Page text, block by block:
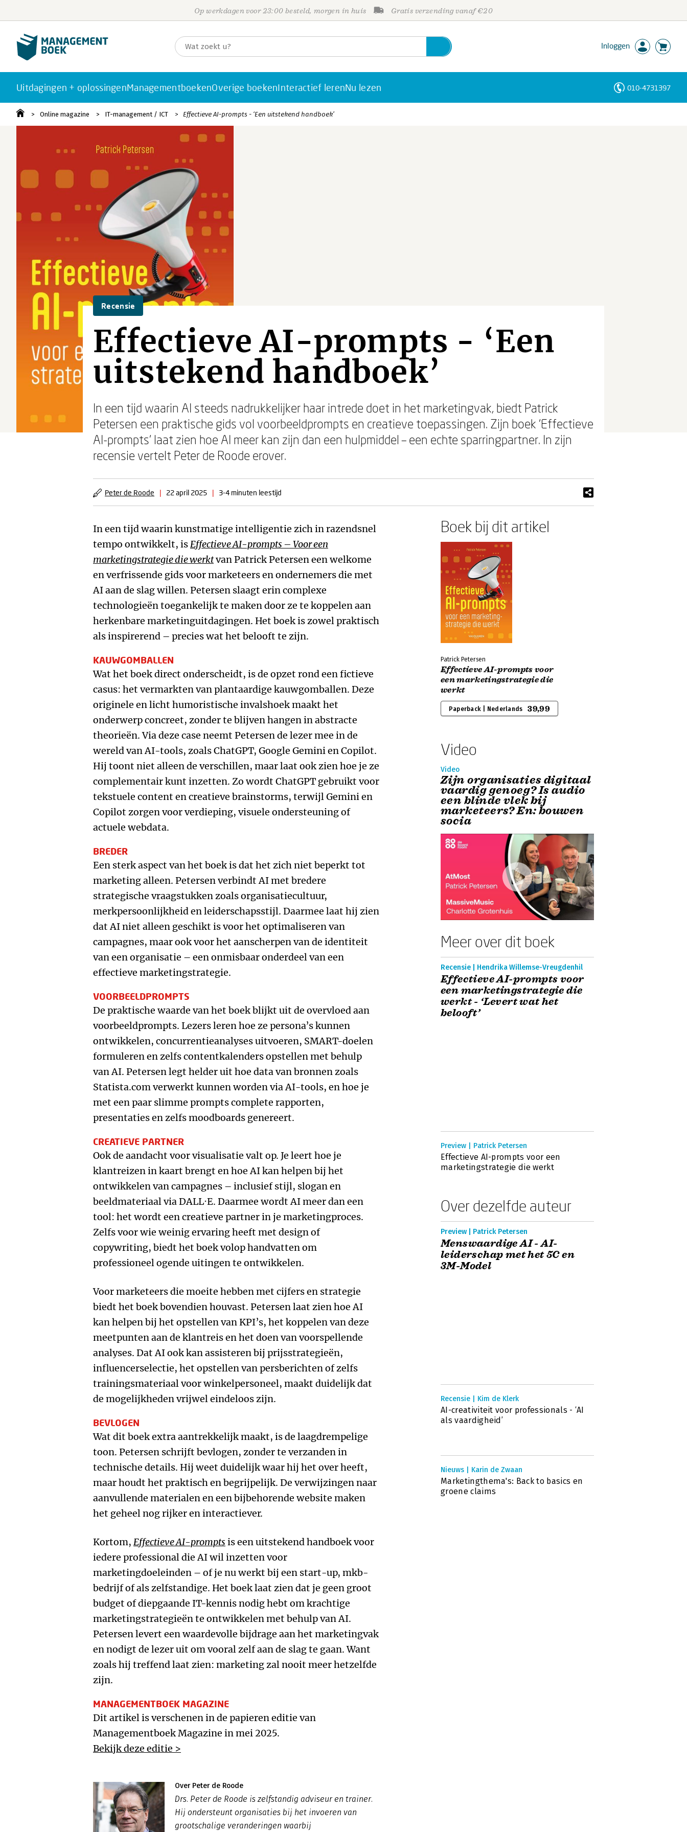
Op werkdagen voor 23:00 besteld, morgen in huis Gratis verzending vanaf €20
Inloggen
Uitdagingen + oplossingenManagementboekenOverige boekenInteractief lerenNu lezen 010-4731397
Online magazine IT-management / ICT Effectieve AI-prompts - ‘Een uitstekend handboek’
Recensie
Effectieve AI-prompts - ‘Een
uitstekend handboek’
In een tijd waarin AI steeds nadrukkelijker haar intrede doet in het marketingvak, biedt Patrick
Petersen een praktische gids vol voorbeeldprompts en creatieve toepassingen. Zijn boek ‘Effectieve
AI-prompts’ laat zien hoe AI meer kan zijn dan een hulpmiddel – een echte sparringpartner. In zijn
recensie vertelt Peter de Roode erover.
Peter de Roode | 22 april 2025 | 3-4 minuten leestijd
In een tijd waarin kunstmatige intelligentie zich in razendsnel
tempo ontwikkelt, isEffectieve AI-prompts – Voor een
marketingstrategie die werktvan Patrick Petersen een welkome
en verfrissende gids voor marketeers en ondernemers die met
AI aan de slag willen. Petersen slaagt erin complexe
technologieën toegankelijk te maken door ze te koppelen aan
herkenbare marketinguitdagingen. Het boek is zowel praktisch
als inspirerend – precies wat het belooft te zijn.
KAUWGOMBALLEN
Wat het boek direct onderscheidt, is de opzet rond een fictieve
casus: het vermarkten van plantaardige kauwgomballen. Deze
originele en licht humoristische invalshoek maakt het
onderwerp concreet, zonder te blijven hangen in abstracte
theorieën. Via deze case neemt Petersen de lezer mee in de
wereld van AI-tools, zoals ChatGPT, Google Gemini en Copilot.
Hij toont niet alleen de verschillen, maar laat ook zien hoe je ze
complementair kunt inzetten. Zo wordt ChatGPT gebruikt voor
tekstuele content en creatieve brainstorms, terwijl Gemini en
Copilot zorgen voor verdieping, visuele ondersteuning of
actuele webdata.
BREDER
Een sterk aspect van het boek is dat het zich niet beperkt tot
marketing alleen. Petersen verbindt AI met bredere
strategische vraagstukken zoals organisatiecultuur,
merkpersoonlijkheid en leiderschapsstijl. Daarmee laat hij zien
dat AI niet alleen geschikt is voor het optimaliseren van
campagnes, maar ook voor het aanscherpen van de identiteit
van een organisatie – een onmisbaar onderdeel van een
effectieve marketingstrategie.
VOORBEELDPROMPTS
De praktische waarde van het boek blijkt uit de overvloed aan
voorbeeldprompts. Lezers leren hoe ze persona’s kunnen
ontwikkelen, concurrentieanalyses uitvoeren, SMART-doelen
formuleren en zelfs contentkalenders opstellen met behulp
van AI. Petersen legt helder uit hoe data van bronnen zoals
Statista.com verwerkt kunnen worden via AI-tools, en hoe je
met een paar slimme prompts complete rapporten,
presentaties en zelfs moodboards genereert.
CREATIEVE PARTNER
Ook de aandacht voor visualisatie valt op. Je leert hoe je
klantreizen in kaart brengt en hoe AI kan helpen bij het
ontwikkelen van campagnes – inclusief stijl, slogan en
beeldmateriaal via DALL·E. Daarmee wordt AI meer dan een
tool: het wordt een creatieve partner in je marketingproces.
Zelfs voor wie weinig ervaring heeft met design of
copywriting, biedt het boek volop handvatten om
professioneel ogende uitingen te ontwikkelen.
Voor marketeers die moeite hebben met cijfers en strategie
biedt het boek bovendien houvast. Petersen laat zien hoe AI
kan helpen bij het opstellen van KPI’s, het koppelen van deze
meetpunten aan de klantreis en het doen van voorspellende
analyses. Dat AI ook kan assisteren bij prijsstrategieën,
influencerselectie, het opstellen van persberichten of zelfs
trainingsmateriaal voor winkelpersoneel, maakt duidelijk dat
de mogelijkheden vrijwel eindeloos zijn.
BEVLOGEN
Wat dit boek extra aantrekkelijk maakt, is de laagdrempelige
toon. Petersen schrijft bevlogen, zonder te verzanden in
technische details. Hij weet duidelijk waar hij het over heeft,
maar houdt het praktisch en begrijpelijk. De verwijzingen naar
aanvullende materialen en een bijbehorende website maken
het geheel nog rijker en interactiever.
Kortom, Effectieve AI-prompts is een uitstekend handboek voor
iedere professional die AI wil inzetten voor
marketingdoeleinden – of je nu werkt bij een start-up, mkb-
bedrijf of als zelfstandige. Het boek laat zien dat je geen groot
budget of diepgaande IT-kennis nodig hebt om krachtige
marketingstrategieën te ontwikkelen met behulp van AI.
Petersen levert een waardevolle bijdrage aan het marketingvak
en nodigt de lezer uit om vooral zelf aan de slag te gaan. Want
zoals hij treffend laat zien: marketing zal nooit meer hetzelfde
zijn.
MANAGEMENTBOEK MAGAZINE
Dit artikel is verschenen in de papieren editie van
Managementboek Magazine in mei 2025.
Bekijk deze editie >
Over Peter de Roode
Drs. Peter de Roode is zelfstandig adviseur en trainer.
Hij ondersteunt organisaties bij het invoeren van
grootschalige veranderingen waarbij
Boek bij dit artikel
Patrick Petersen
Effectieve AI-prompts voor
een marketingstrategie die
werkt
Paperback | Nederlands 39,99
Video
Video
Zijn organisaties digitaal
vaardig genoeg? Is audio
een blinde vlek bij
marketeers? En: bouwen
socia
Meer over dit boek
Recensie | Hendrika Willemse-Vreugdenhil
Effectieve AI-prompts voor
een marketingstrategie die
werkt - ‘Levert wat het
belooft’
Preview | Patrick Petersen
Effectieve AI-prompts voor een
marketingstrategie die werkt
Over dezelfde auteur
Preview | Patrick Petersen
Menswaardige AI - AI-
leiderschap met het 5C en
3M-Model
Recensie | Kim de Klerk
AI-creativiteit voor professionals - ‘AI
als vaardigheid’
Nieuws | Karin de Zwaan
Marketingthema's: Back to basics en
groene claims
Personen